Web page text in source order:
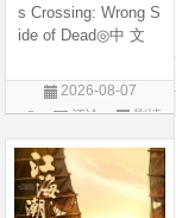
s Crossing: Wrong S
ide of Dead◎中 文
死亡的反面◎年
代: 2026◎产
别: 剧情 / 悬疑 / 惊
悚 / 犯罪◎语
2026-08-07
评论
剧情
片